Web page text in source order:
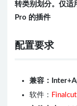
转类别划分。仅适
Pro 的插件
配置要求
兼容：
软件：